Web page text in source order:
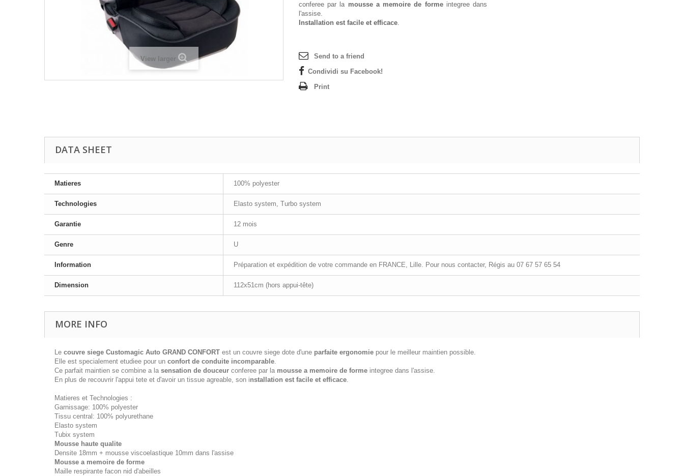
View larger
conferee par la mousse a memoire de formeintegree dans
l'assise.
Installation est facile et efficace.
Send to a friend
Condividi su Facebook!
Print
DATA SHEET
Matieres 100% polyester
Technologies Elasto system, Turbo system
Garantie 12 mois
Genre U
Information Préparation et expédition de votre commande en FRANCE, Lille. Pour nous contacter, Régis au 07 67 57 65 54
Dimension 112x51cm (hors appui-tête)
MORE INFO
Le couvre siege Customagic Auto GRAND CONFORT est un couvre siege dote d'une parfaite ergonomie pour le meilleur maintien possible.
Elle est specialement etudiee pour un confort de conduite incomparable.
Ce parfait maintien se combine a la sensation de douceur conferee par la mousse a memoire de forme integree dans l'assise.
En plus de recouvrir l'appui tete et d'avoir un tissue agreable, son installation est facile et efficace.
Matieres et Technologies :
Garnissage: 100% polyester
Tissu central: 100% polyurethane
Elasto system
Tubix system
Mousse haute qualite
Densite 18mm + mousse viscoelastique 10mm dans l'assise
Mousse a memoire de forme
Maille respirante facon nid d'abeilles